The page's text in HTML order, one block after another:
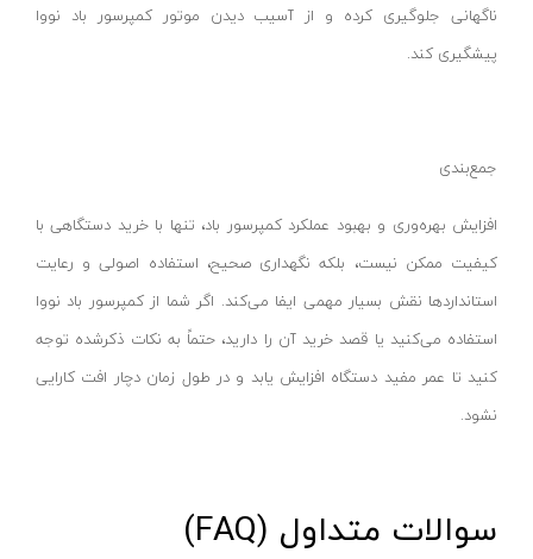
اور فرز نجاری
رنده بغل دو راهه
متر لیزری اینسایز
موتور برق کنزاکس
ناگهانی جلوگیری کرده و از آسیب دیدن موتور کمپرسور باد نووا
پیشگیری کند.
جمع‌بندی
افزایش بهره‌وری و بهبود عملکرد کمپرسور باد، تنها با خرید دستگاهی با
کیفیت ممکن نیست، بلکه نگهداری صحیح، استفاده اصولی و رعایت
استانداردها نقش بسیار مهمی ایفا می‌کند. اگر شما از کمپرسور باد نووا
استفاده می‌کنید یا قصد خرید آن را دارید، حتماً به نکات ذکرشده توجه
کنید تا عمر مفید دستگاه افزایش یابد و در طول زمان دچار افت کارایی
نشود.
سوالات متداول (FAQ)